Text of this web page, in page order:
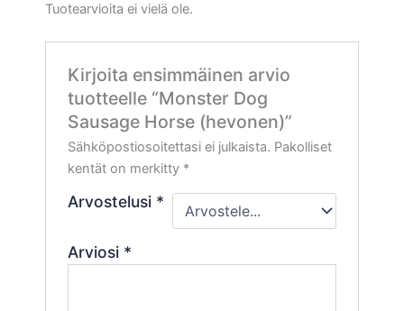
Tuotearvioita ei vielä ole.
Kirjoita ensimmäinen arvio
tuotteelle “Monster Dog
Sausage Horse (hevonen)”
Sähköpostiosoitettasi ei julkaista. Pakolliset
kentät on merkitty *
Arvostelusi *
Arviosi *